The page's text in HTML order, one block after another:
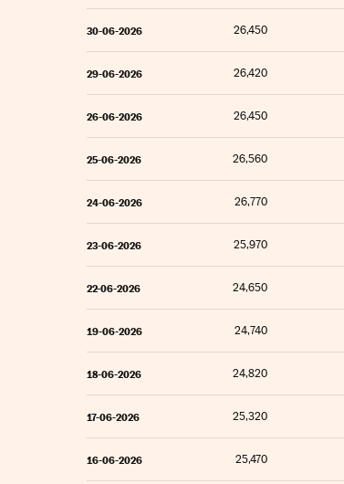
30-06-2026 26,450
29-06-2026 26,420
26-06-2026 26,450
25-06-2026 26,560
24-06-2026 26,770
23-06-2026 25,970
22-06-2026 24,650
19-06-2026 24,740
18-06-2026 24,820
17-06-2026 25,320
16-06-2026 25,470